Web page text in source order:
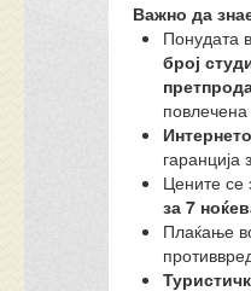
Важно да
Понудата
број
повлечена
гаранција
Цените се
за 7
Плаќање